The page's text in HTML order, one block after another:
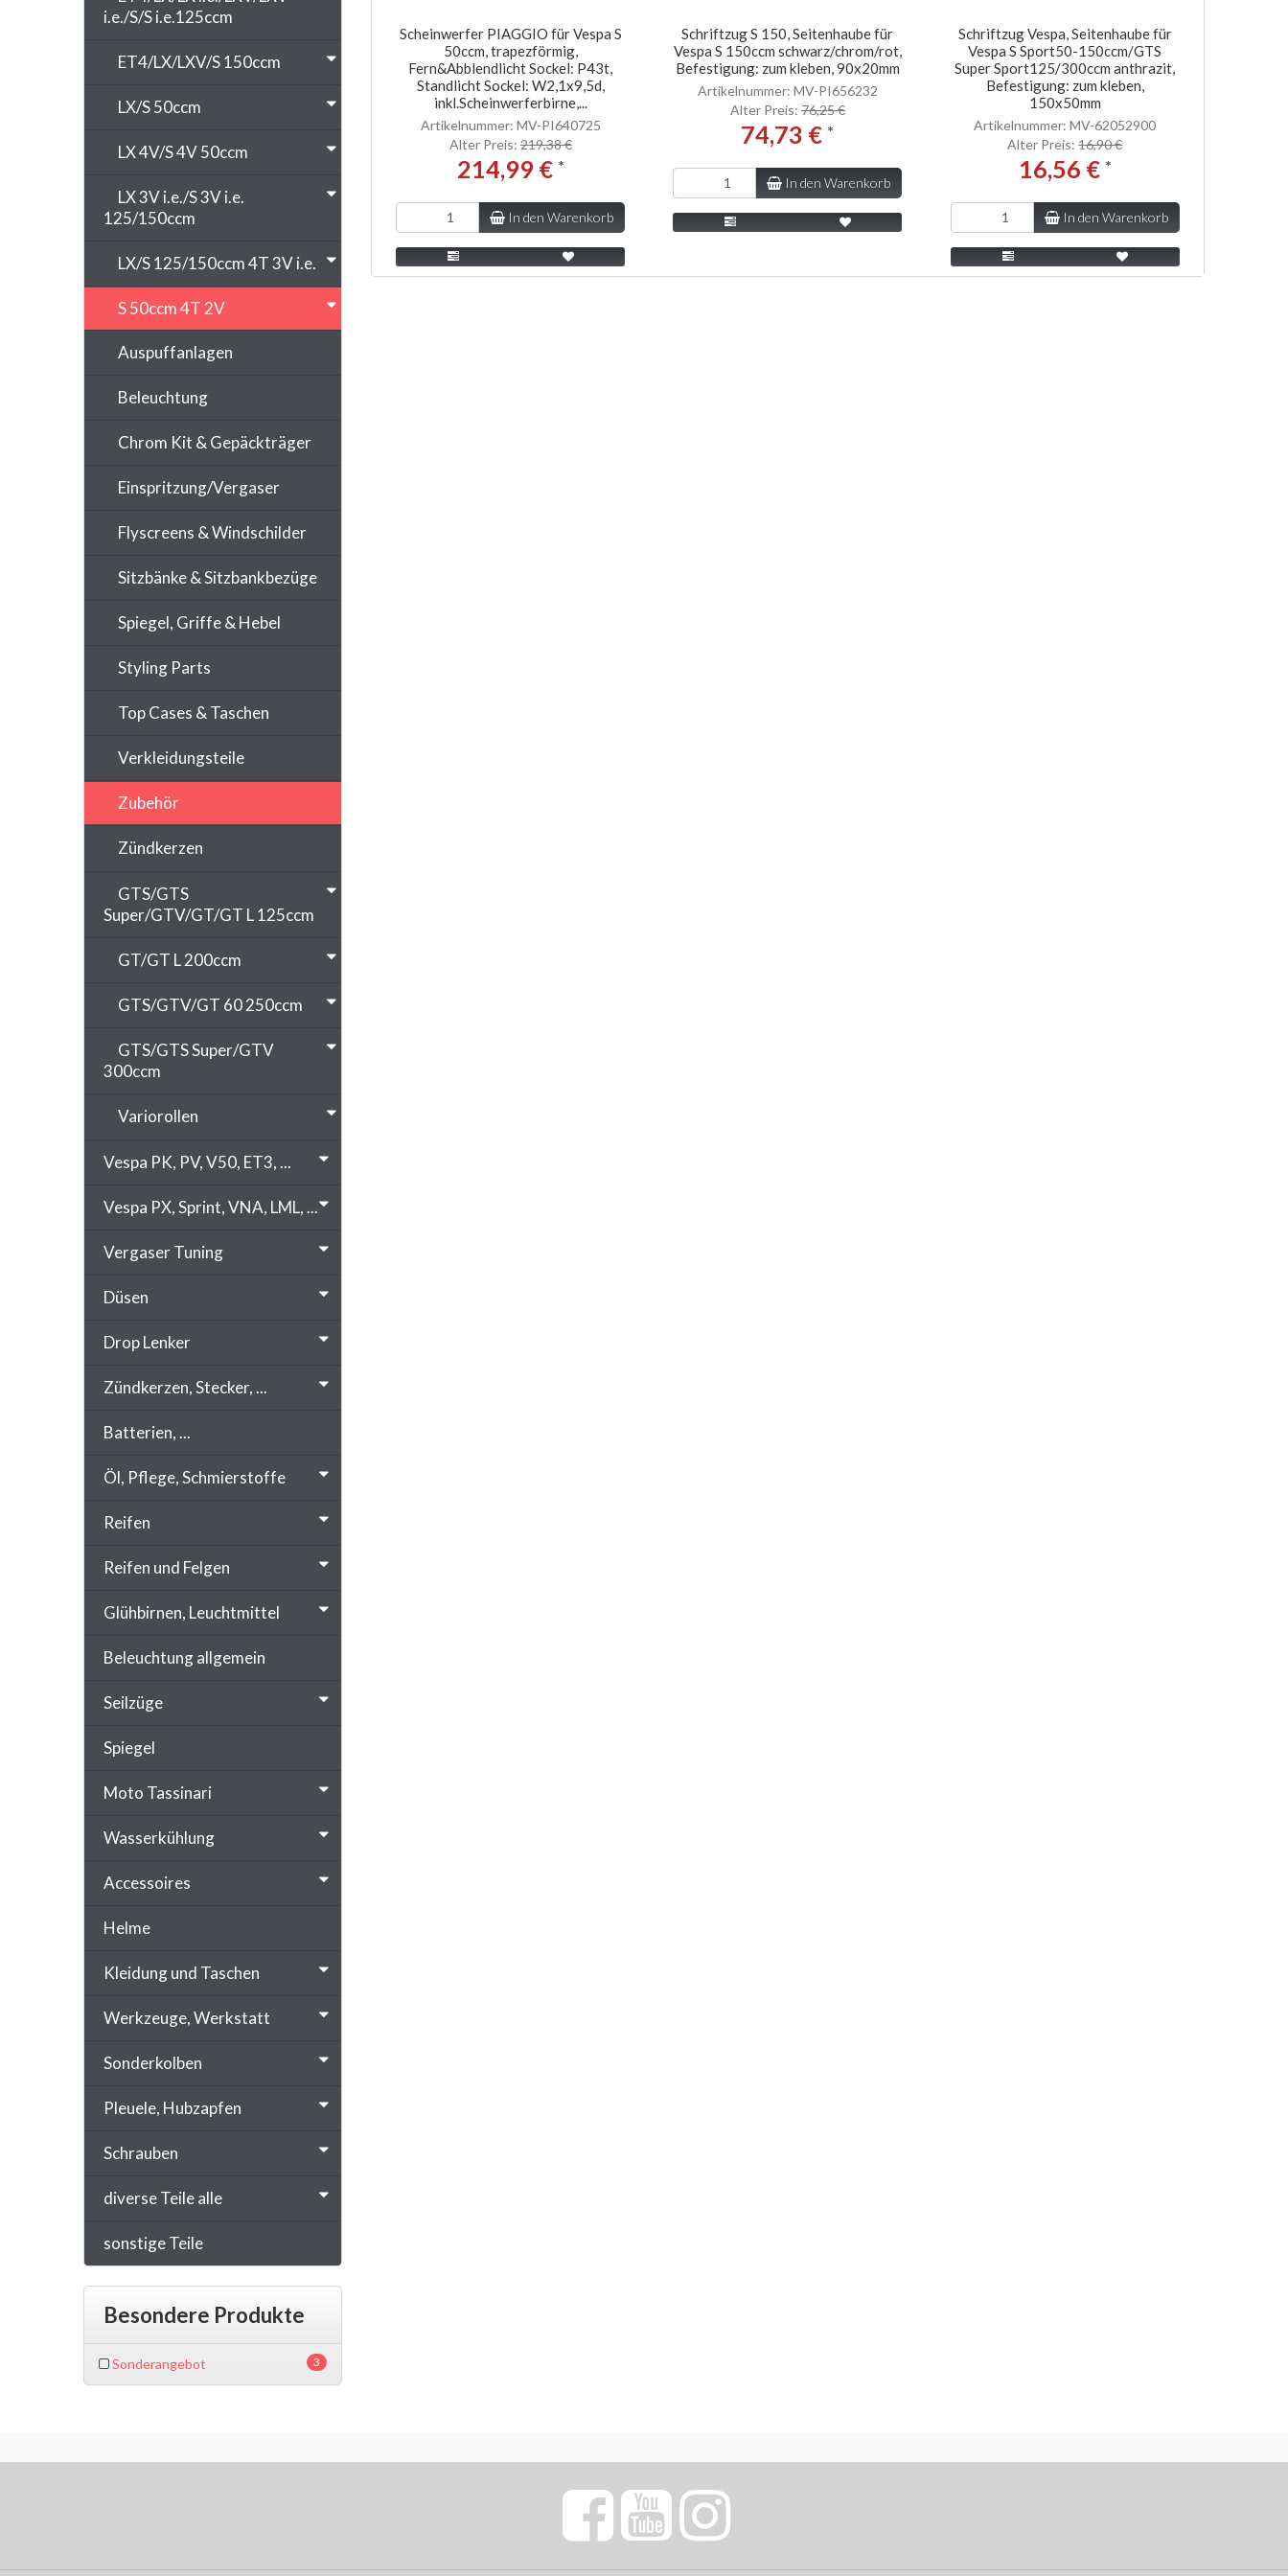
Scheinwerfer PIAGGIO für Vespa S
50ccm, trapezförmig,
Fern&Abblendlicht Sockel: P43t,
Standlicht Sockel: W2,1x9,5d,
inkl.Scheinwerferbirne,...
Artikelnummer: MV-PI640725
Alter Preis:219,38 €
214,99 € *
In den Warenkorb
Schriftzug S 150, Seitenhaube für
Vespa S 150ccm schwarz/chrom/rot,
Befestigung: zum kleben, 90x20mm
Artikelnummer: MV-PI656232
Alter Preis: 76,25 €
74,73 € *
In den Warenkorb
Schriftzug Vespa, Seitenhaube für
Vespa S Sport50-150ccm/GTS
Super Sport125/300ccm anthrazit,
Befestigung: zum kleben,
150x50mm
Artikelnummer: MV-62052900
Alter Preis:16,90 €
16,56 € *
In den Warenkorb
i.e./S/S i.e.125ccm
ET4/LX/LXV/S 150ccm
LX/S 50ccm
LX 4V/S 4V 50ccm
LX 3V i.e./S 3V i.e.
125/150ccm
LX/S 125/150ccm 4T 3V i.e.
S 50ccm 4T 2V
Auspuffanlagen
Beleuchtung
Chrom Kit & Gepäckträger
Einspritzung/Vergaser
Flyscreens & Windschilder
Sitzbänke & Sitzbankbezüge
Spiegel, Griffe & Hebel
Styling Parts
Top Cases & Taschen
Verkleidungsteile
Zubehör
Zündkerzen
GTS/GTS
Super/GTV/GT/GT L 125ccm
GT/GT L 200ccm
GTS/GTV/GT 60 250ccm
GTS/GTS Super/GTV
300ccm
Variorollen
Vespa PK, PV, V50, ET3, ...
Vespa PX, Sprint, VNA, LML, ...
Vergaser Tuning
Düsen
Drop Lenker
Zündkerzen, Stecker, ...
Batterien, ...
Öl, Pflege, Schmierstoffe
Reifen
Reifen und Felgen
Glühbirnen, Leuchtmittel
Beleuchtung allgemein
Seilzüge
Spiegel
Moto Tassinari
Wasserkühlung
Accessoires
Helme
Kleidung und Taschen
Werkzeuge, Werkstatt
Sonderkolben
Pleuele, Hubzapfen
Schrauben
diverse Teile alle
sonstige Teile
Besondere Produkte
3
Sonderangebot